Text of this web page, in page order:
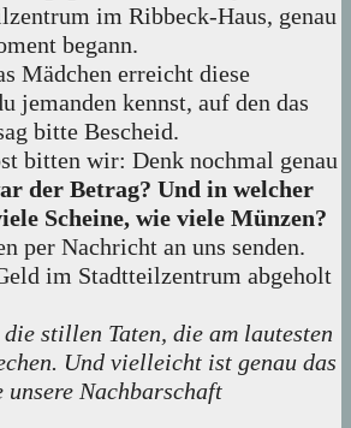
im Ribbeck-Haus, genau
begann.
Mädchen erreicht diese
jemanden kennst, auf den das
bitte Bescheid.
bitten wir: Denk nochmal genau
der Betrag? Und in welcher
Scheine, wie viele Münzen?
per Nachricht an uns senden.
im Stadtteilzentrum abgeholt
stillen Taten, die am lautesten
Und vielleicht ist genau das
Nachbarschaft